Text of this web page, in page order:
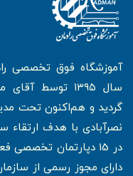
آموزشگاه فوق تخصصی
سال ۱۳۹۵
گردید و هم‌اکنون تحت
نصرآبادی با هدف ارتقاء
در 15 دپارتمان
دارای مجوز رسمی از